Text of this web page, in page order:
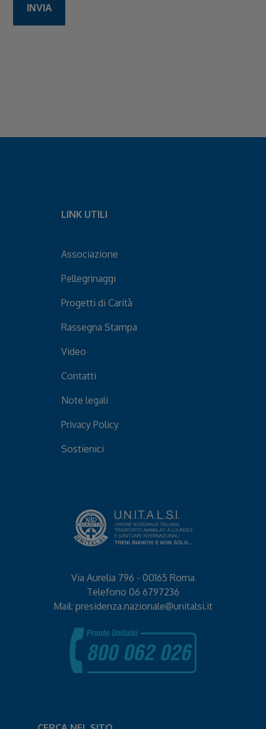
LINK UTILI
Associazione
Pellegrinaggi
Progetti di Carità
Rassegna Stampa
Video
Contatti
Note legali
Privacy Policy
Sostienici
Via Aurelia 796 - 00165 Roma
Telefono 06 6797236
Mail: presidenza.nazionale@unitalsi.it